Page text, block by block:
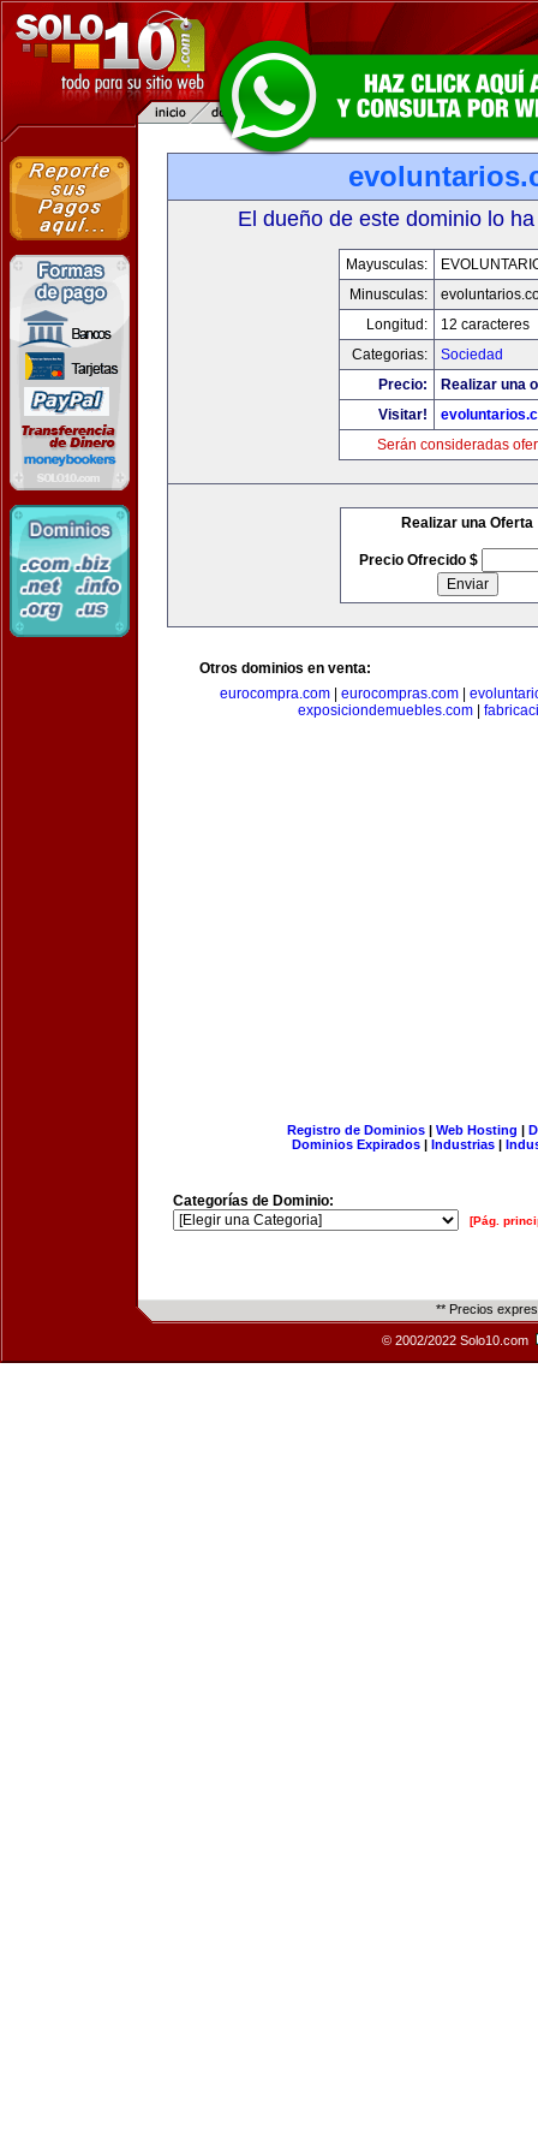
El dueño de este dominio lo
Mayusculas:
Minusculas:
Longitud:
12 caracteres
Categorias:
Sociedad
Precio:
Realizar una
Visitar!
Serán consideradas
Realizar una Oferta
Precio Ofrecido $
Otros dominios en venta:
eurocompra.com| eurocompras.com|
exposiciondemuebles.com|
Registro de Dominios| Web Hosting |
Dominios Expirados | Industrias |
Categorías de Dominio:
[Pág.
** Precios
© 2002/2022 Solo10.com